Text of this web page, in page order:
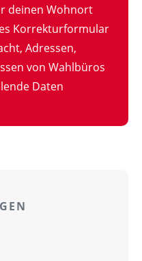
deinen Wohnort
Korrekturformular
Adressen,
von Wahlbüros
Daten